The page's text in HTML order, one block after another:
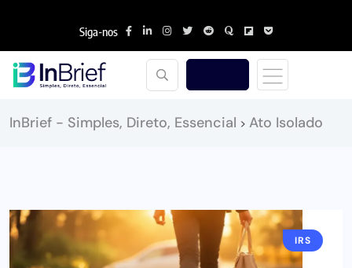
Siga-nos
InBrief - Simples, Direto, Essencial > Ato Isolado
IRS